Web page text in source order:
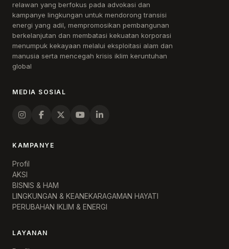
relawan yang berfokus pada advokasi dan
kampanye lingkungan untuk mendorong transisi
energi yang adil, mempromosikan pembangunan
berkelanjutan dan membatasi kekuatan korporasi
menumpuk kekayaan melalui eksploitasi alam dan
manusia serta mencegah krisis iklim keruntuhan
global
MEDIA SOSIAL
KAMPANYE
Profil
AKSI
BISNIS & HAM
LINGKUNGAN & KEANEKARAGAMAN HAYATI
PERUBAHAN IKLIM & ENERGI
LAYANAN